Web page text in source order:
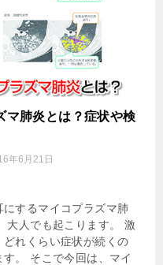
マ肺炎とは？症状や検
年6月21日
するマイコプラズマ肺
大人でも起こります。 激
れくらい症状が続くの
。 そこで今回は、マイ